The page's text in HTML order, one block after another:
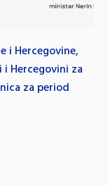
i Hercegovine,
Hercegovini za
za period